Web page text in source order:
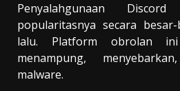
Penyalahgunaan
popularitasnya secara
lalu. Platform obrolan
menampung,
malware.